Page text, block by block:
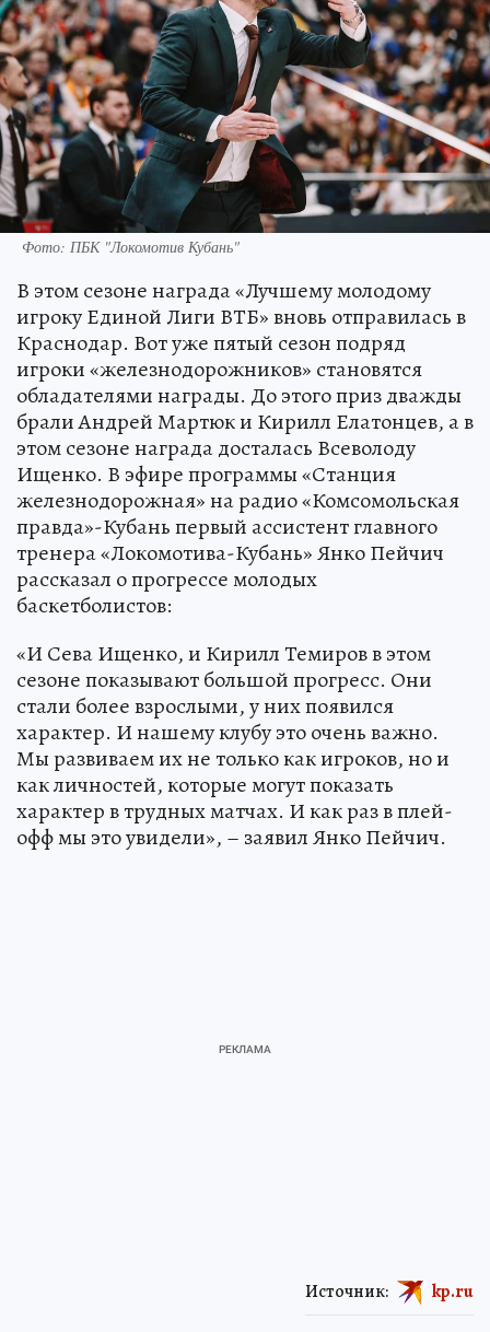
Фото: ПБК "Локомотив Кубань"
В этом сезоне награда «Лучшему молодому
игроку Единой Лиги ВТБ» вновь отправилась в
Краснодар. Вот уже пятый сезон подряд
игроки «железнодорожников» становятся
обладателями награды. До этого приз дважды
брали Андрей Мартюк и Кирилл Елатонцев, а в
этом сезоне награда досталась Всеволоду
Ищенко. В эфире программы «Станция
железнодорожная» на радио «Комсомольская
правда»-Кубань первый ассистент главного
тренера «Локомотива-Кубань» Янко Пейчич
рассказал о прогрессе молодых
баскетболистов:
«И Сева Ищенко, и Кирилл Темиров в этом
сезоне показывают большой прогресс. Они
стали более взрослыми, у них появился
характер. И нашему клубу это очень важно.
Мы развиваем их не только как игроков, но и
как личностей, которые могут показать
характер в трудных матчах. И как раз в плей-
офф мы это увидели», – заявил Янко Пейчич.
Источник: kp.ru